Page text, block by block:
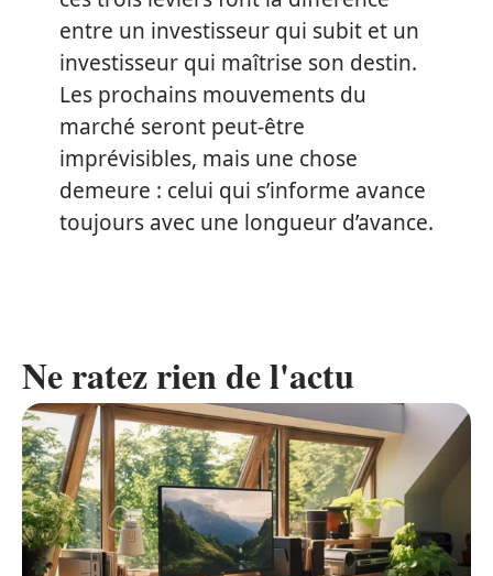
entre un investisseur qui subit et un
investisseur qui maîtrise son destin.
Les prochains mouvements du
marché seront peut-être
imprévisibles, mais une chose
demeure : celui qui s’informe avance
toujours avec une longueur d’avance.
Ne ratez rien de l'actu